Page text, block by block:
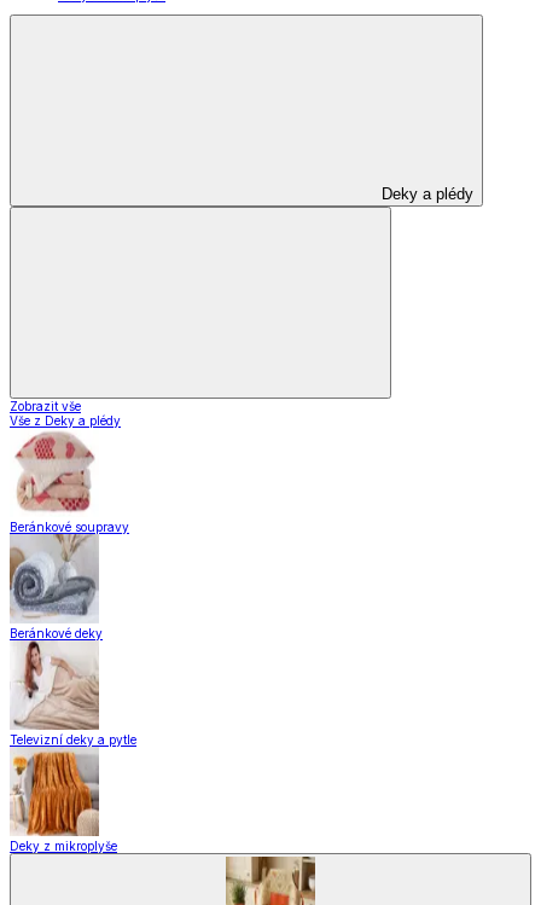
Deky a plédy
Zobrazit vše
Vše z Deky a plédy
Beránkové soupravy
Beránkové deky
Televizní deky a pytle
Deky z mikroplyše